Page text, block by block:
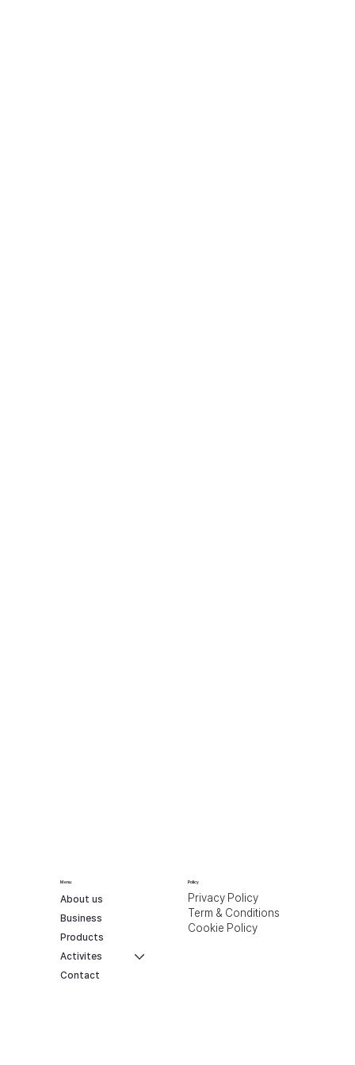
Menu
About us
Business
Products
Activites
Contact
Policy
Privacy Policy
Term & Conditions
Cookie Policy